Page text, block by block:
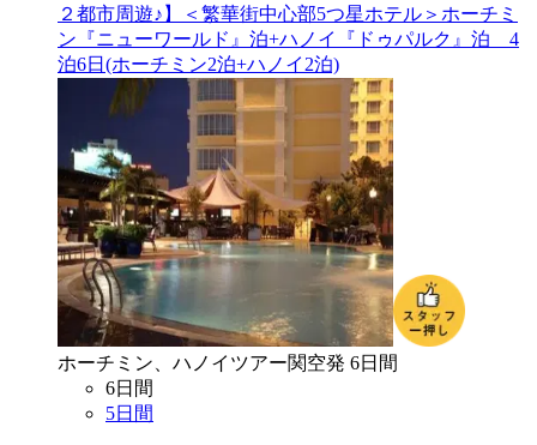
２都市周遊♪】＜繁華街中心部5つ星ホテル＞ホーチミ
ン『ニューワールド』泊+ハノイ『ドゥパルク』泊 4
泊6日(ホーチミン2泊+ハノイ2泊)
ホーチミン、ハノイ ツアー関空発 6日間
6日間
5日間